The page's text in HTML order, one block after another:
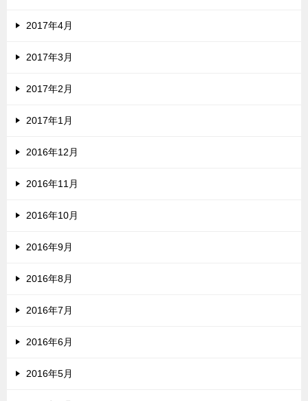
2017年4月
2017年3月
2017年2月
2017年1月
2016年12月
2016年11月
2016年10月
2016年9月
2016年8月
2016年7月
2016年6月
2016年5月